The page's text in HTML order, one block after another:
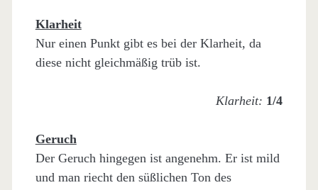
Klarheit
Nur einen Punkt gibt es bei der Klarheit, da
diese nicht gleichmäßig trüb ist.
Klarheit: 1/4
Geruch
Der Geruch hingegen ist angenehm. Er ist mild
und man riecht den süßlichen Ton des